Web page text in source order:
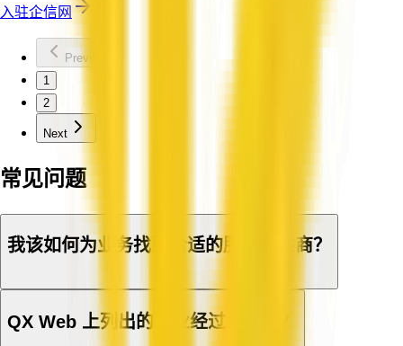
入驻企信网
Previous
1
2
Next
常见问题
我该如何为业务找到合适的服务提供商？
QX Web 上列出的企业经过认证吗？